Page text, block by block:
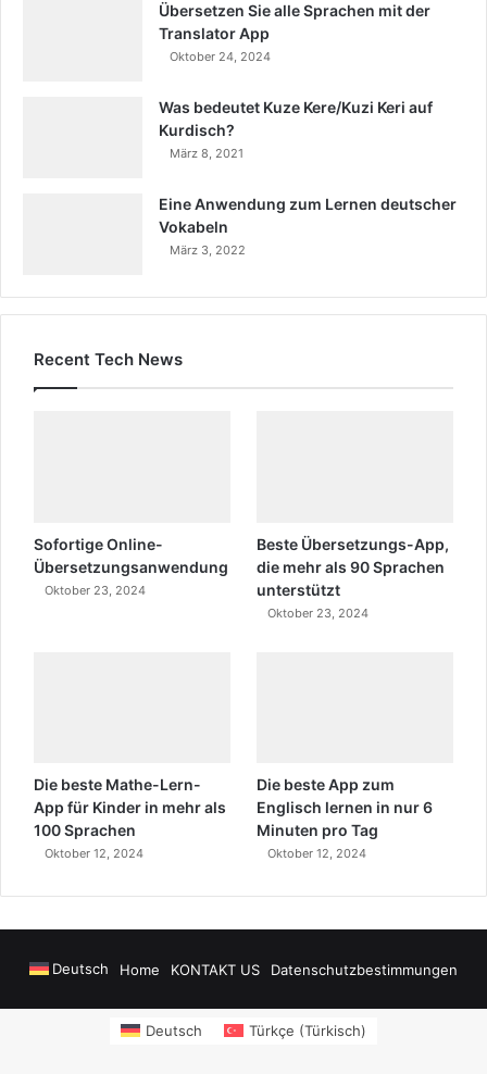
Übersetzen Sie alle Sprachen mit der
Translator App
Oktober 24, 2024
Was bedeutet Kuze Kere/Kuzi Keri auf
Kurdisch?
März 8, 2021
Eine Anwendung zum Lernen deutscher
Vokabeln
März 3, 2022
Recent Tech News
Sofortige Online-
Übersetzungsanwendung
Oktober 23, 2024
Beste Übersetzungs-App,
die mehr als 90 Sprachen
unterstützt
Oktober 23, 2024
Die beste Mathe-Lern-
App für Kinder in mehr als
100 Sprachen
Oktober 12, 2024
Die beste App zum
Englisch lernen in nur 6
Minuten pro Tag
Oktober 12, 2024
Deutsch Home KONTAKT US Datenschutzbestimmungen
Deutsch Türkçe (Türkisch)